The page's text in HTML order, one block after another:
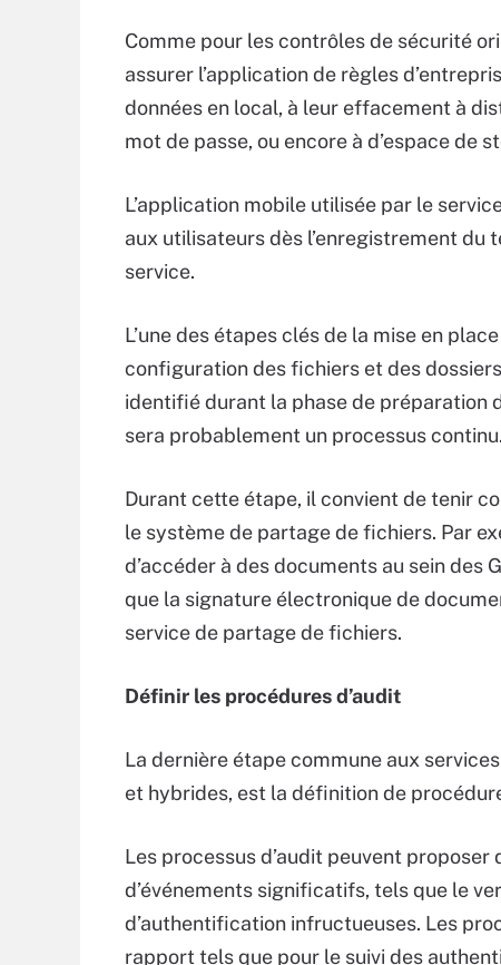
Comme pour les contrôles de sécurité
assurer l’application de règles
données en local, à leur effacement à
mot de passe, ou encore à d’espace de
L’application mobile utilisée par le
aux utilisateurs dès l’enregistrement du
service.
L’une des étapes clés de la mise en
configuration des fichiers et des
identifié durant la phase de préparation
sera probablement un processus continu.
Durant cette étape, il convient de tenir
le système de partage de fichiers. Par
d’accéder à des documents au sein des
que la signature électronique de
service de partage de fichiers.
Définir les procédures d’audit
La dernière étape commune aux
et hybrides, est la définition de
Les processus d’audit peuvent
d’événements significatifs, tels que le
d’authentification infructueuses. Les
rapport tels que pour le suivi des